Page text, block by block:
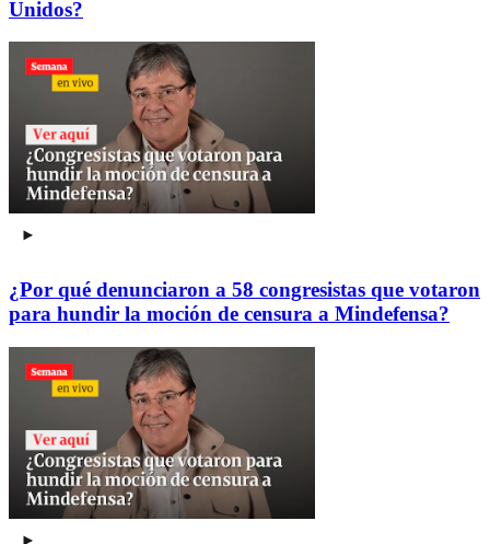
Unidos?
¿Por qué denunciaron a 58 congresistas que votaron
para hundir la moción de censura a Mindefensa?